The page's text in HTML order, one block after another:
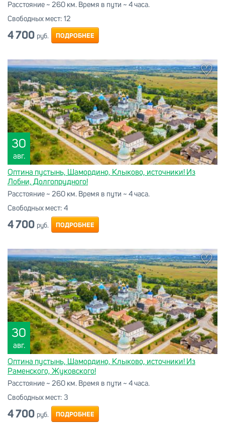
Расстояние ~ 260 км. Время в пути ~ 4 часа.
Свободных мест: 12
4 700 руб. ПОДРОБНЕЕ
30
авг.
Оптина пустынь, Шамордино, Клыково, источники! Из
Лобни, Долгопрудного!
Расстояние ~ 260 км. Время в пути ~ 4 часа.
Свободных мест: 4
4 700 руб. ПОДРОБНЕЕ
30
авг.
Оптина пустынь, Шамордино, Клыково, источники! Из
Раменского, Жуковского!
Расстояние ~ 260 км. Время в пути ~ 4 часа.
Свободных мест: 3
4 700 руб. ПОДРОБНЕЕ